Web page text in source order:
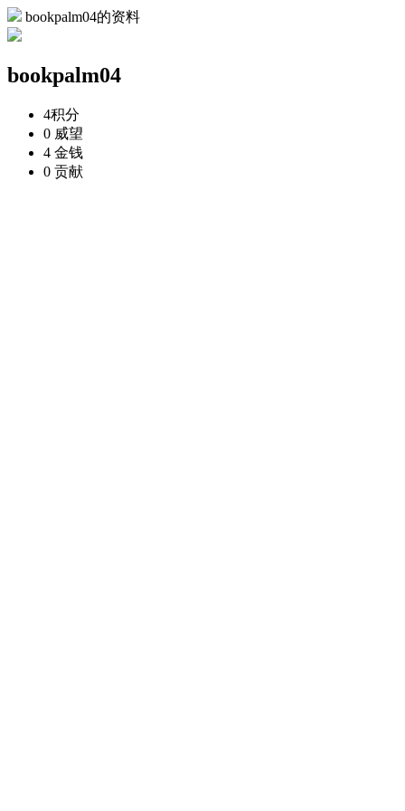
bookpalm04的资料
bookpalm04
4积分
0 威望
4 金钱
0 贡献